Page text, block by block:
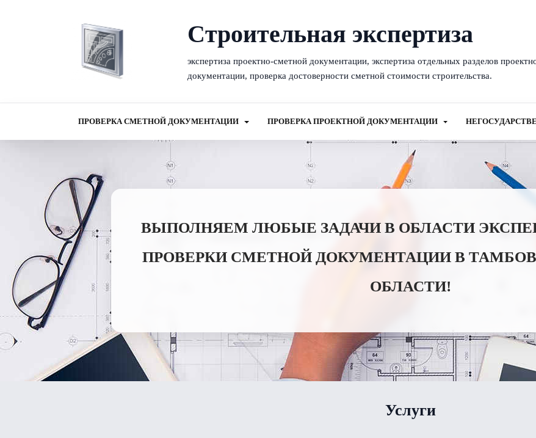
Cтроительная экспертиза
экспертиза проектно-сметной документации, экспертиза отдельных разделов
документации, проверка достоверности сметной стоимости строительства.
ПРОВЕРКА СМЕТНОЙ ДОКУМЕНТАЦИИ ПРОВЕРКА ПРОЕКТНОЙ ДОКУМЕНТАЦИИ
ВЫПОЛНЯЕМ ЛЮБЫЕ ЗАДАЧИ В ОБЛАСТИ
ПРОВЕРКИ СМЕТНОЙ ДОКУМЕНТАЦИИ В
ОБЛАСТИ!
Услуги